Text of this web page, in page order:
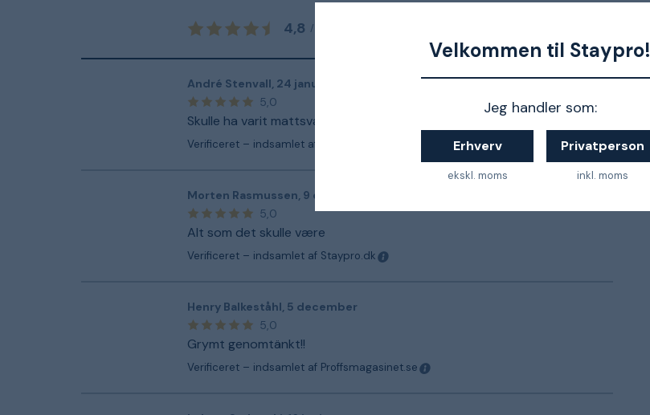
Velkommen til Staypro!
Jeg handler som:
Erhverv
ekskl. moms
Privatperson
inkl. moms
4,8 /
André Stenvall, 24 januar
5,0
Skulle ha varit mattsvart, lite halkig som den är just nu.
Verificeret – indsamlet af Proffsmagasinet.se
Morten Rasmussen, 9 december
5,0
Alt som det skulle være
Verificeret – indsamlet af Staypro.dk
Henry Balkeståhl, 5 december
5,0
Grymt genomtänkt!!
Verificeret – indsamlet af Proffsmagasinet.se